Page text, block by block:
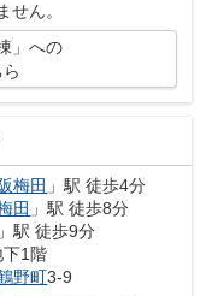
せん。
」への
梅田 」駅 徒歩4分
田 」駅 徒歩8分
」駅 徒歩9分
1階
野町3-9